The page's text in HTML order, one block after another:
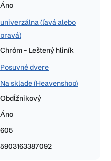
Áno
univerzálna (ľavá alebo
pravá)
Chróm - Leštený hliník
Posuvné dvere
Na sklade (Heavenshop)
Obdĺžnikový
Áno
605
5903163387092